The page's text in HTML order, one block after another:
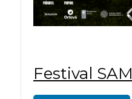
Festival SAM